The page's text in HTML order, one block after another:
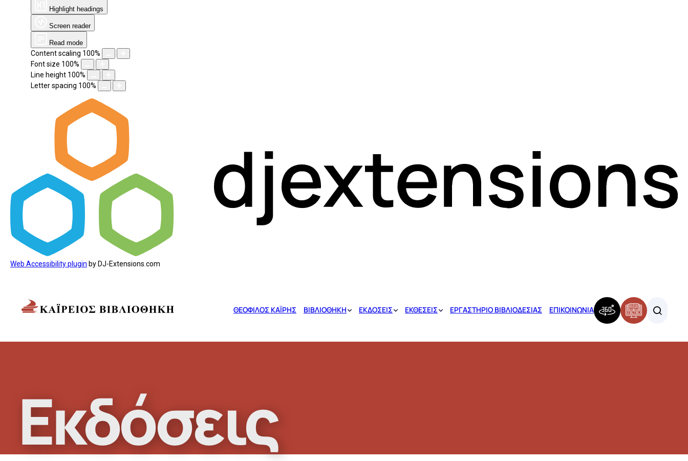
Highlight headings
Screen reader
Read mode
Content scaling 100%
Font size 100%
Line height 100%
Letter spacing 100%
Web Accessibility plugin by DJ-Extensions.com
ΘΕΟΦΙΛΟΣ ΚΑΪΡΗΣ ΒΙΒΛΙΟΘΗΚΗ ΕΚΔΟΣΕΙΣ ΕΚΘΕΣΕΙΣ ΕΡΓΑΣΤΗΡΙΟ ΒΙΒΛΙΟΔΕΣΙΑΣ ΕΠΙΚΟΙΝΩΝΙΑ
Εκδόσεις